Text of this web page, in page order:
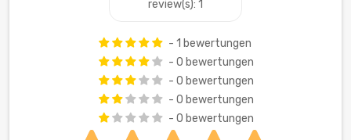
review(s): 1
- 1 bewertungen
- 0 bewertungen
- 0 bewertungen
- 0 bewertungen
- 0 bewertungen